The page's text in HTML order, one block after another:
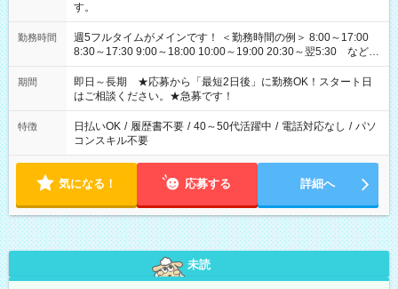
す。
勤務時間
週5フルタイムがメインです！ ＜勤務時間の例＞ 8:00～17:00
8:30～17:30 9:00～18:00 10:00～19:00 20:30～翌5:30 など ★
その他にも勤務時間多数！ 日勤のみ、残業なし、交替制など
ご希望を教えてください！
期間
即日～長期 ★応募から「最短2日後」に勤務OK！スタート日
はご相談ください。★急募です！
特徴 日払いOK / 履歴書不要 / 40～50代活躍中 / 電話対応なし / パソ
コンスキル不要
気になる！ 応募する 詳細へ
未読